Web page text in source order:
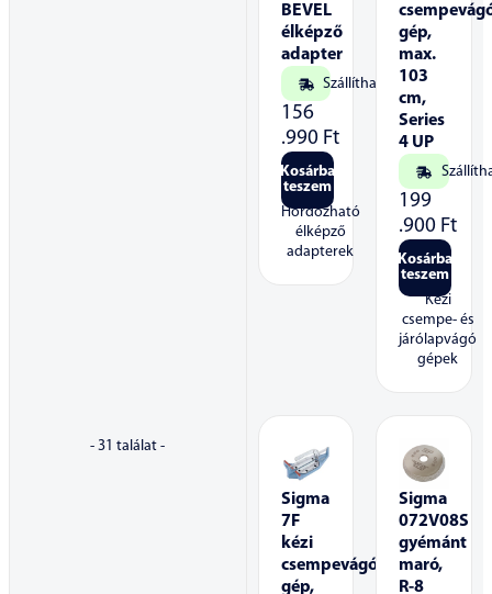
-31 találat -
BEVEL
élképző
adapter
Szállítható
156
.990 Ft
Kosárba
teszem
Hordozható
élképző
adapterek
gép,
max.
103
cm,
Series
4 UP
199
.900 Ft
Kosárba
teszem
Kézi
csempe- és
járólapvágó
gépek
Sigma
7F
kézi
csempevágó
gép,
Sigma
072V08S
gyémánt
maró,
R-8